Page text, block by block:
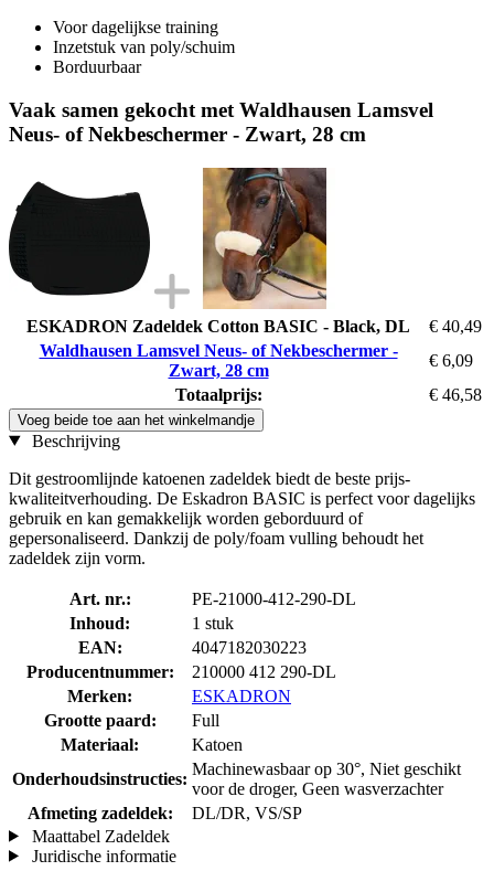
Voor dagelijkse training
Inzetstuk van poly/schuim
Borduurbaar
Vaak samen gekocht met Waldhausen Lamsvel
Neus- of Nekbeschermer - Zwart, 28 cm
ESKADRON Zadeldek Cotton BASIC - Black, DL
€ 40,49
Waldhausen Lamsvel Neus- of Nekbeschermer -
Zwart, 28 cm
€ 6,09
Totaalprijs:
€ 46,58
Voeg beide toe aan het winkelmandje
Beschrijving
Dit gestroomlijnde katoenen zadeldek biedt de beste prijs-
kwaliteitverhouding. De Eskadron BASIC is perfect voor dagelijks
gebruik en kan gemakkelijk worden geborduurd of
gepersonaliseerd. Dankzij de poly/foam vulling behoudt het
zadeldek zijn vorm.
Art. nr.:
PE-21000-412-290-DL
Inhoud:
1 stuk
EAN:
4047182030223
Producentnummer:
210000 412 290-DL
Merken:
ESKADRON
Grootte paard:
Full
Materiaal:
Katoen
Onderhoudsinstructies:
Machinewasbaar op 30°, Niet geschikt
voor de droger, Geen wasverzachter
Afmeting zadeldek:
DL/DR, VS/SP
Maattabel Zadeldek
Juridische informatie